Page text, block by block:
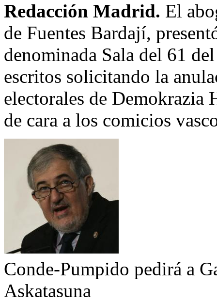
Redacción Madrid. El
de Fuentes Bardají,
denominada Sala del 61
escritos solicitando la
electorales de
de cara a los comicios
Conde-Pumpido pedirá a
Askatasuna